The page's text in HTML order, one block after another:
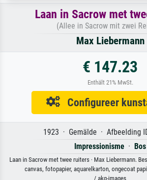
Laan in Sacrow met
(Allee in Sacrow mit zwei
Max Liebermann
€ 147.23
Enthält 21% MwSt.
Configureer
1923 · Gemälde · Afbeelding
Impressionisme · Bos
Laan in Sacrow met twee ruiters · Max Liebermann.
canvas, fotopapier, aquarelkarton, ongecoat
/ akg-images